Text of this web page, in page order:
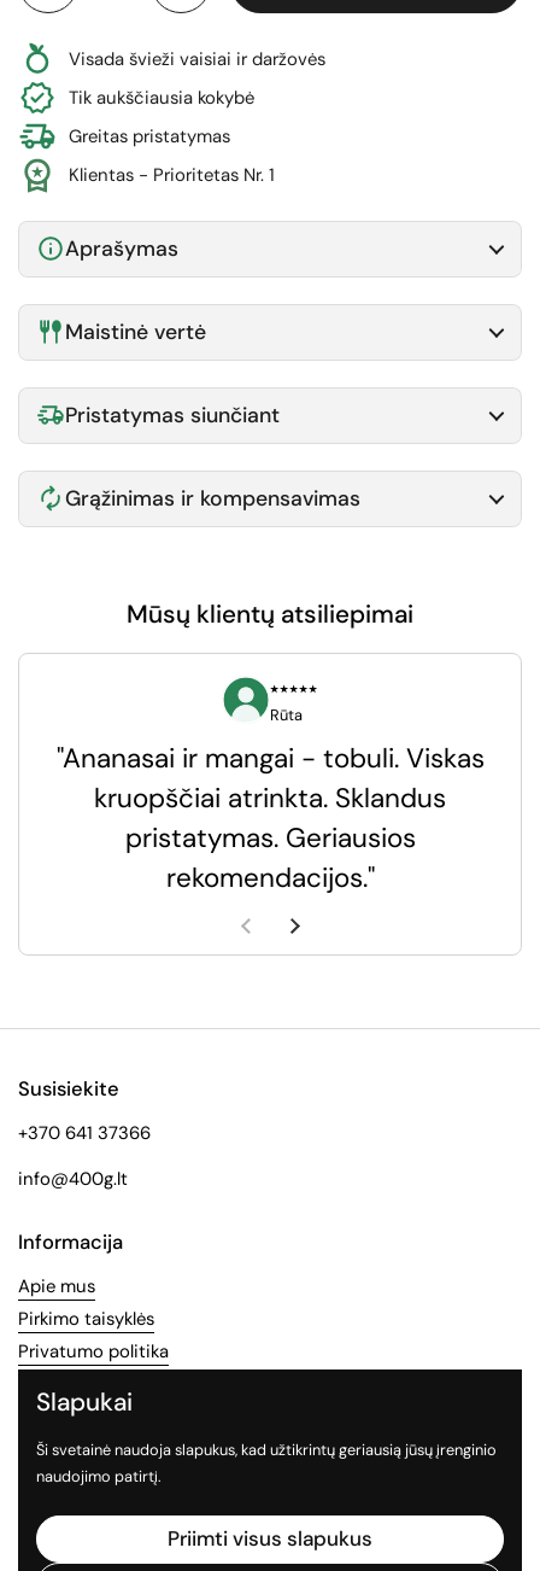
Visada švieži vaisiai ir daržovės
Tik aukščiausia kokybė
Greitas pristatymas
Klientas - Prioritetas Nr. 1
Aprašymas
Maistinė vertė
Pristatymas siunčiant
Grąžinimas ir kompensavimas
Mūsų klientų atsiliepimai
⭑⭑⭑⭑⭑
Rūta
"Ananasai ir mangai - tobuli. Viskas
kruopščiai atrinkta. Sklandus
pristatymas. Geriausios
rekomendacijos."
Ankstesnė skaidrė
Kita skaidrė
Susisiekite
+370 641 37366
info@400g.lt
Informacija
Apie mus
Pirkimo taisyklės
Privatumo politika
Socialinės medijos
Sekite mus socialiniuose tinkluose
Facebook
Slapukai
Ši svetainė naudoja slapukus, kad užtikrintų geriausią jūsų įrenginio
naudojimo patirtį.
Priimti visus slapukus